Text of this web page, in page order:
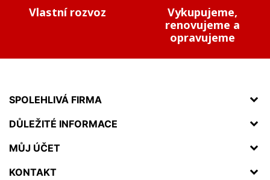
Vlastní rozvoz
Vykupujeme,
renovujeme a
opravujeme
SPOLEHLIVÁ FIRMA
DŮLEŽITÉ INFORMACE
MŮJ ÚČET
KONTAKT